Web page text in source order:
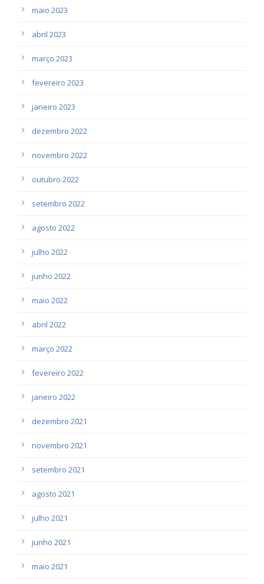
maio 2023
abril 2023
março 2023
fevereiro 2023
janeiro 2023
dezembro 2022
novembro 2022
outubro 2022
setembro 2022
agosto 2022
julho 2022
junho 2022
maio 2022
abril 2022
março 2022
fevereiro 2022
janeiro 2022
dezembro 2021
novembro 2021
setembro 2021
agosto 2021
julho 2021
junho 2021
maio 2021